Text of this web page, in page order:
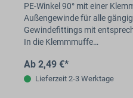
PE-Winkel 90° mit einer
Außengewinde für alle
Gewindefittings mit
In die Klemmmuffe…
Ab 2,49 €*
Lieferzeit 2-3 Werktage